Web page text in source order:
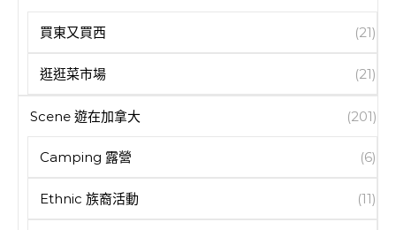
買東又買西 (21)
逛逛菜市場 (21)
Scene 遊在加拿大 (201)
Camping 露營 (6)
Ethnic 族裔活動 (11)